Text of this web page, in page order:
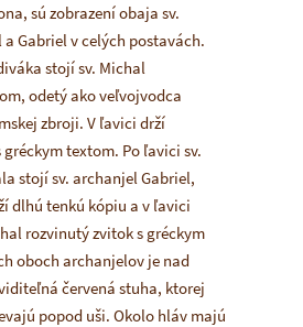
sú zobrazení obaja sv.
Gabriel v celých postavách.
stojí sv. Michal
odetý ako veľvojvodca
zbroji. V ľavici drží
textom. Po ľavici sv.
stojí sv. archanjel Gabriel,
dlhú tenkú kópiu a v ľavici
rozvinutý zvitok s gréckym
oboch archanjelov je nad
červená stuha, ktorej
popod uši. Okolo hláv majú